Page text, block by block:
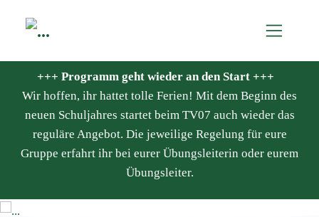
+++ Programm geht wieder an den Start +++
Wir hoffen, ihr hattet tolle Ferien! Mit dem Beginn des
neuen Schuljahres startet beim TV07 auch wieder das
reguläre Angebot. Die jeweilige Regelung für eure
Gruppe erfahrt ihr bei eurer Übungsleiterin oder eurem
Übungsleiter.
Willkommen beim
TV07